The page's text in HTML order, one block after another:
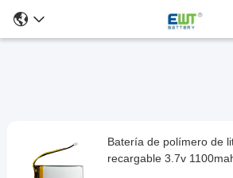
Batería
de
Batería de polímero de
recargable 3.7v